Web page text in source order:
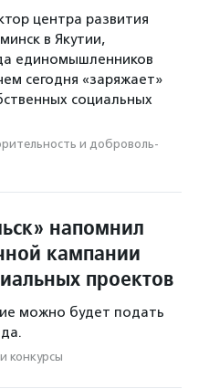
центра развития
в Якутии,
единомышленников
сегодня «заряжает»
социальных
и доброволь­
напомнил
кампании
проектов
можно будет подать
конкурсы